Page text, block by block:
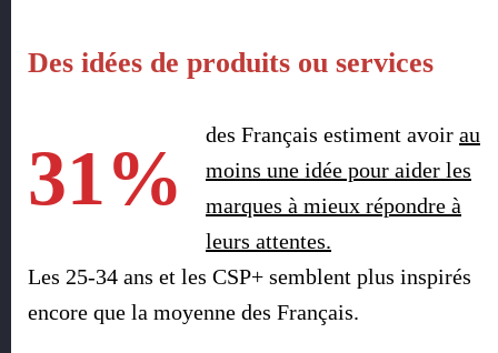
Des idées de produits ou services
31%
des Français estiment avoir au
moins une idée pour aider les
marques à mieux répondre à
leurs attentes.
Les 25-34 ans et les CSP+ semblent plus inspirés
encore que la moyenne des Français.